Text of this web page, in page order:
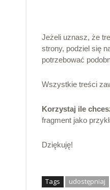
Jeżeli uznasz, że
strony, podziel się
potrzebować
Wszystkie treści
Korzystaj ile
fragment jako
Dziękuję!
Tags udostępniaj